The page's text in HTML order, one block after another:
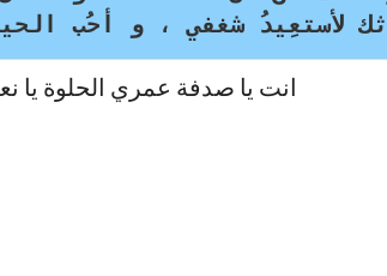
لأستعِيدُ شغفي ، و أحُب
انت يا صدفة عمري الحلوة يا